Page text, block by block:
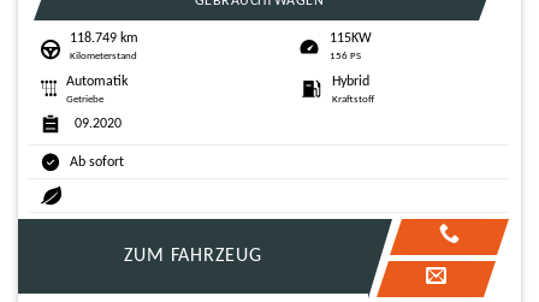
118.749 km
Kilometerstand
115KW
156 PS
Automatik
Getriebe
Hybrid
Kraftstoff
09.2020
Ab sofort
ZUM FAHRZEUG